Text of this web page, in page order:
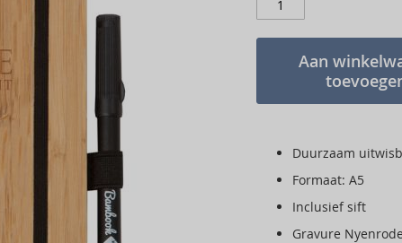
Aan
Duurzaam
Formaat: A5
Inclusief sift
Gravure